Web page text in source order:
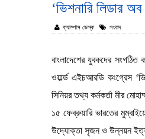
‘ভিশনারি লিডার
ক্যাম্পাস ডেস্ক সংবাদ
বাংলাদেশের যুবকদের
ওয়ার্ল্ড এইচআরডি কংগ্রেস
সিনিয়র তথ্য কর্মকর্তা মীর
১৫ ফেব্রুয়ারি ভারতের
উদ্যোক্তা সৃজন ও উন্নয়ন